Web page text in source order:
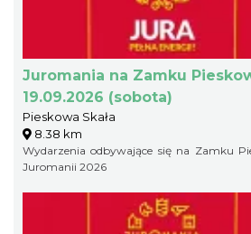
Juromania na Zamku
19.09.2026 (sobota)
Pieskowa Skała
8.38 km
Wydarzenia odbywające się na Zamku
Juromanii 2026